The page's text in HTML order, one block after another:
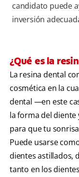
candidato puede
inversión
¿Qué es la
La resina dental
cosmética en la
dental —en este
la forma del diente
para que tu
Puede usarse
dientes astillados,
tanto en los